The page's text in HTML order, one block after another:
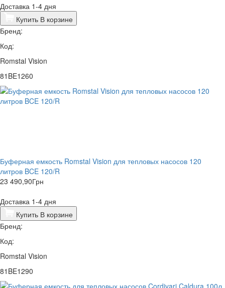
Доставка 1-4 дня
Купить В корзине
Бренд:
Код:
Romstal Vision
81BE1260
Буферная емкость Romstal Vision для тепловых насосов 120
литров BCE 120/R
23 490,90Грн
Доставка 1-4 дня
Купить В корзине
Бренд:
Код:
Romstal Vision
81BE1290